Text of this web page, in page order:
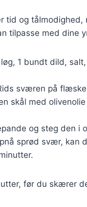
og tålmodighed,
tilpasse med dine
1 bundt dild, salt,
sværen på
skål med olivenolie
og steg den i
sprød svær, kan
før du skærer